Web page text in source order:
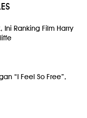
Ini Ranking Film Harry
“I Feel So Free”,